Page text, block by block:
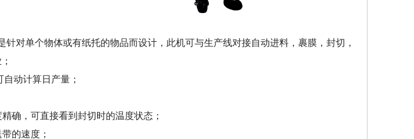
针对单个物体或有纸托的物品而设计，此机可与生产线对接自动进料，裹膜，封切，
动计算日产量；
确，可直接看到封切时的温度状态；
的速度；